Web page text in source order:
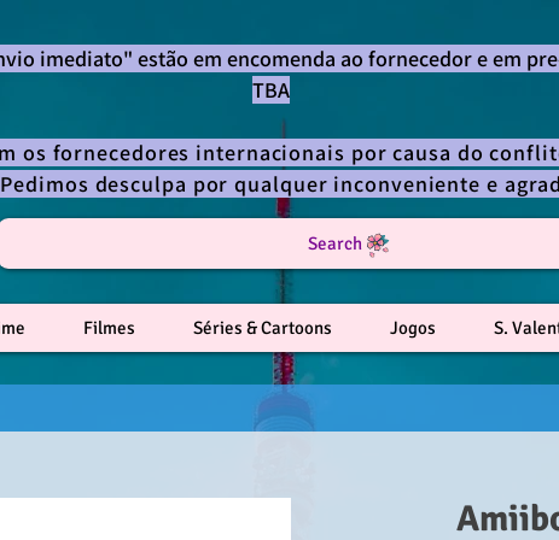
imediato" estão em encomenda ao fornecedor e em
TBA
os fornecedores internacionais por causa do
desculpa por qualquer inconveniente e
Search
Filmes Séries & Cartoons Jogos S.